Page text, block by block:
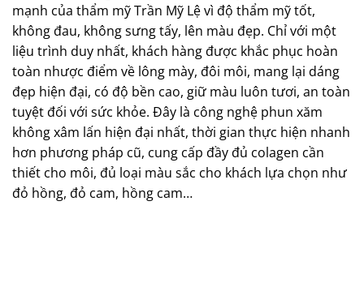
mạnh của thẩm mỹ Trần Mỹ Lệ vì độ thẩm mỹ tốt,
không đau, không sưng tấy, lên màu đẹp. Chỉ với một
liệu trình duy nhất, khách hàng được khắc phục hoàn
toàn nhược điểm về lông mày, đôi môi, mang lại dáng
đẹp hiện đại, có độ bền cao, giữ màu luôn tươi, an toàn
tuyệt đối với sức khỏe. Đây là công nghệ phun xăm
không xâm lấn hiện đại nhất, thời gian thực hiện nhanh
hơn phương pháp cũ, cung cấp đầy đủ colagen cần
thiết cho môi, đủ loại màu sắc cho khách lựa chọn như
đỏ hồng, đỏ cam, hồng cam…